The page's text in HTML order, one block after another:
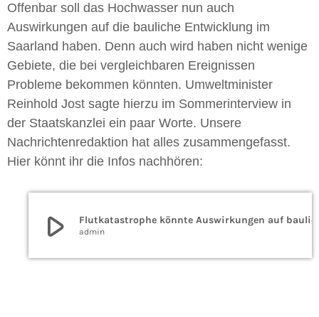
Offenbar soll das Hochwasser nun auch
Auswirkungen auf die bauliche Entwicklung im
Saarland haben. Denn auch wird haben nicht wenige
Gebiete, die bei vergleichbaren Ereignissen
Probleme bekommen könnten. Umweltminister
Reinhold Jost sagte hierzu im Sommerinterview in
der Staatskanzlei ein paar Worte. Unsere
Nachrichtenredaktion hat alles zusammengefasst.
Hier könnt ihr die Infos nachhören:
play_arrow admin